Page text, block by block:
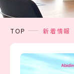
TOP 新着情報